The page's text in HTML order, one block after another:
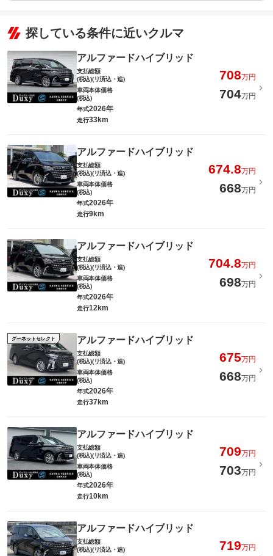
探している条件に近いクルマ
アルファードハイブリッド
支払総額
(税込)(リ済込・追)
708万円
車両本体価格
(税込)
704万円
年式2026年
走行33km
アルファードハイブリッド
支払総額
(税込)(リ済込・追)
674.8万円
車両本体価格
(税込)
668万円
年式2026年
走行9km
アルファードハイブリッド
支払総額
(税込)(リ済込・追)
704.8万円
車両本体価格
(税込)
698万円
年式2026年
走行12km
グーネットセレクト アルファードハイブリッド
支払総額
(税込)(リ済込・追)
675万円
車両本体価格
(税込)
668万円
年式2026年
走行37km
アルファードハイブリッド
支払総額
(税込)(リ済込・追)
709万円
車両本体価格
(税込)
703万円
年式2026年
走行10km
アルファードハイブリッド
支払総額
(税込)(リ済込・追)
719万円